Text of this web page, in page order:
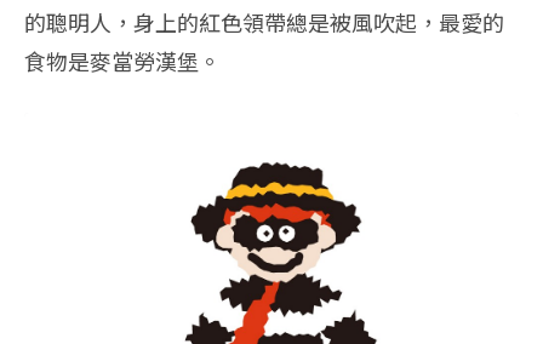
的聰明人， 身上的紅色領帶總是被風吹起，最愛的
食物是麥當勞漢堡。